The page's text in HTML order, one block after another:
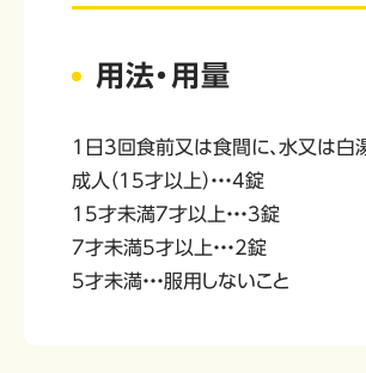
用法・用量
1日3回食前又は食間に、水又は白
成人（15才以上）・・・4錠
15才未満7才以上・・・3錠
7才未満5才以上・・・2錠
5才未満・・・服用しないこと